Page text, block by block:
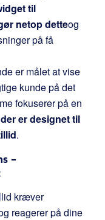
til
netop detteog
på få
er målet at vise
kunde på det
fokuserer på en
er designet til
.
–
kræver
reagerer på dine